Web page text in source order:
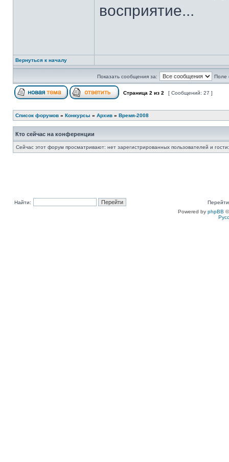
восприятие...
Вернуться к началу
Показать сообщения за: Поле
Страница 2 из 2 [ Сообщений: 27 ]
Список форумов » Конкурсы » Архив » Время-2008
Кто сейчас на конференции
Сейчас этот форум просматривают: нет зарегистрированных пользователей и
Найти:
Powered by phpBB